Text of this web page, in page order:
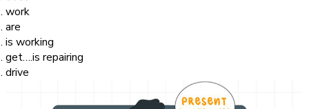
work
are
is working
get….is repairing
drive